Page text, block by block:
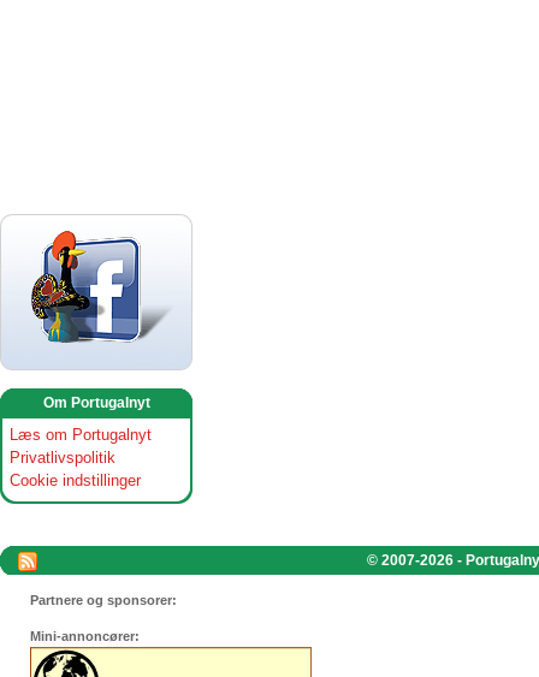
Om Portugalnyt
Læs om Portugalnyt
Privatlivspolitik
Cookie indstillinger
© 2007-2026 -
Partnere og sponsorer:
Mini-annoncører: